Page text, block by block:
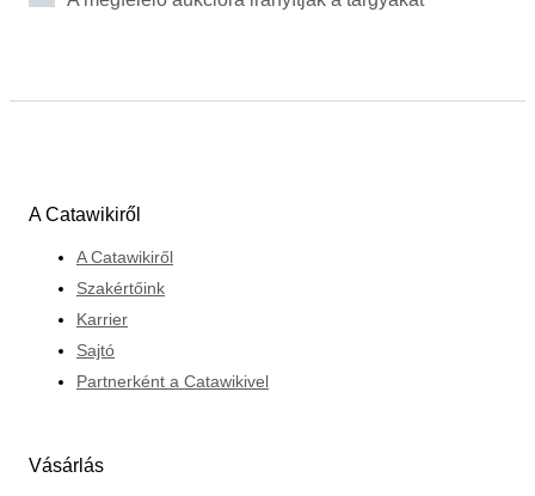
A Catawikiről
A Catawikiről
Szakértőink
Karrier
Sajtó
Partnerként a Catawikivel
Vásárlás